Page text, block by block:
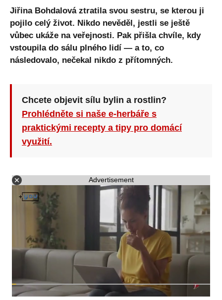
Jiřina Bohdalová ztratila svou sestru, se kterou ji
pojilo celý život. Nikdo nevěděl, jestli se ještě
vůbec ukáže na veřejnosti. Pak přišla chvíle, kdy
vstoupila do sálu plného lidí — a to, co
následovalo, nečekal nikdo z přítomných.
Chcete objevit sílu bylin a rostlin?
Prohlédněte si naše e-herbáře s
praktickými recepty a tipy pro domácí
využití.
Advertisement